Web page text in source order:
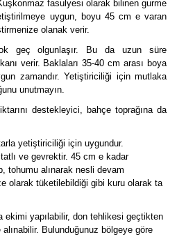
fasulyesi olarak bilinen gurme
uygun, boyu 45 cm e varan
olanak verir.
geç olgunlaşır. Bu da uzun süre
verir. Baklaları 35-40 cm arası boya
zamandır. Yetiştiriciliği için mutlaka
unutmayın.
destekleyici, bahçe toprağına da
yetiştiriciliği için uygundur.
ve gevrektir. 45 cm e kadar
tohumu alınarak nesli devam
olarak tüketilebildiği gibi kuru olarak ta
ekimi yapılabilir, don tehlikesi geçtikten
Bulunduğunuz bölgeye göre